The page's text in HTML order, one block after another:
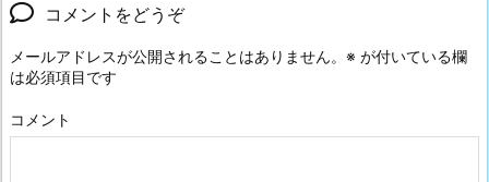
コメントをどうぞ
メールアドレスが公開されることはありません。 ※ が付いている欄
は必須項目です
コメント